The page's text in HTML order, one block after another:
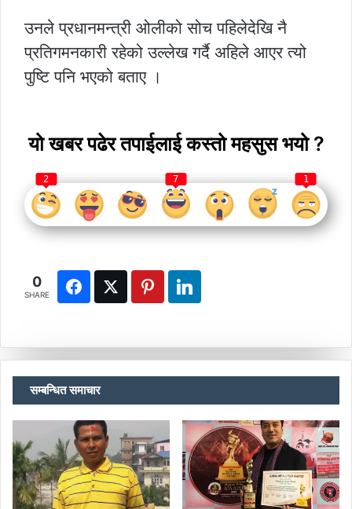
उनले प्रधानमन्त्री ओलीको सोच पहिलेदेखि नै
प्रतिगमनकारी रहेको उल्लेख गर्दै अहिले आएर त्यो
पुष्टि पनि भएको बताए ।
यो खबर पढेर तपाईलाई कस्तो महसुस भयो ?
2 7 1
0
SHARE
सम्बन्धित समाचार